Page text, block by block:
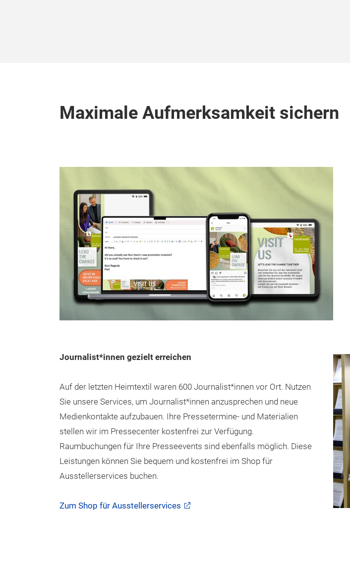
Maximale Aufmerksamkeit sichern
Journalist*innen gezielt erreichen
Auf der letzten Heimtextil waren 600 Journalist*innen vor Ort. Nutzen
Sie unsere Services, um Journalist*innen anzusprechen und neue
Medienkontakte aufzubauen. Ihre Pressetermine- und Materialien
stellen wir im Pressecenter kostenfrei zur Verfügung.
Raumbuchungen für Ihre Presseevents sind ebenfalls möglich. Diese
Leistungen können Sie bequem und kostenfrei im Shop für
Ausstellerservices buchen.
Zum Shop für Ausstellerservices